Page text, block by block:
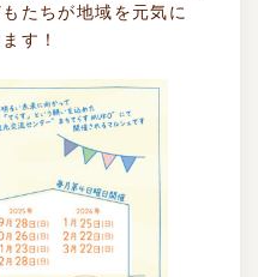
たちが地域を元気に
す！